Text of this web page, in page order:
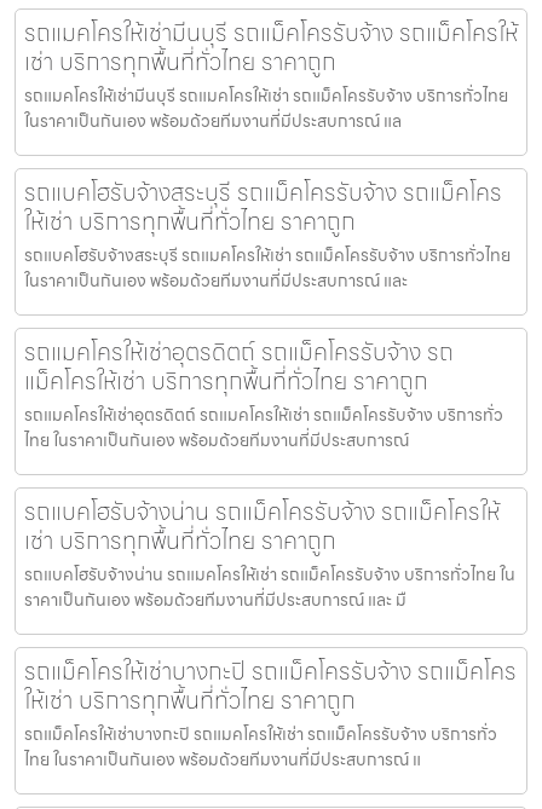
รถแมคโครให้เช่ามีนบุรี รถแม็คโครรับจ้าง รถแม็คโครให้
เช่า บริการทุกพื้นที่ทั่วไทย ราคาถูก
รถแมคโครให้เช่ามีนบุรี รถแมคโครให้เช่า รถแม็คโครรับจ้าง บริการทั่วไทย
ในราคาเป็นกันเอง พร้อมด้วยทีมงานที่มีประสบการณ์ แล
รถแบคโฮรับจ้างสระบุรี รถแม็คโครรับจ้าง รถแม็คโคร
ให้เช่า บริการทุกพื้นที่ทั่วไทย ราคาถูก
รถแบคโฮรับจ้างสระบุรี รถแมคโครให้เช่า รถแม็คโครรับจ้าง บริการทั่วไทย
ในราคาเป็นกันเอง พร้อมด้วยทีมงานที่มีประสบการณ์ และ
รถแมคโครให้เช่าอุตรดิตถ์ รถแม็คโครรับจ้าง รถ
แม็คโครให้เช่า บริการทุกพื้นที่ทั่วไทย ราคาถูก
รถแมคโครให้เช่าอุตรดิตถ์ รถแมคโครให้เช่า รถแม็คโครรับจ้าง บริการทั่ว
ไทย ในราคาเป็นกันเอง พร้อมด้วยทีมงานที่มีประสบการณ์
รถแบคโฮรับจ้างน่าน รถแม็คโครรับจ้าง รถแม็คโครให้
เช่า บริการทุกพื้นที่ทั่วไทย ราคาถูก
รถแบคโฮรับจ้างน่าน รถแมคโครให้เช่า รถแม็คโครรับจ้าง บริการทั่วไทย ใน
ราคาเป็นกันเอง พร้อมด้วยทีมงานที่มีประสบการณ์ และ มื
รถแม็คโครให้เช่าบางกะปิ รถแม็คโครรับจ้าง รถแม็คโคร
ให้เช่า บริการทุกพื้นที่ทั่วไทย ราคาถูก
รถแม็คโครให้เช่าบางกะปิ รถแมคโครให้เช่า รถแม็คโครรับจ้าง บริการทั่ว
ไทย ในราคาเป็นกันเอง พร้อมด้วยทีมงานที่มีประสบการณ์ แ